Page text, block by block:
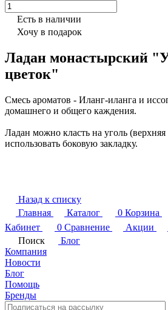
Есть в наличии
Хочу в подарок
Ладан монастырский
цветок"
Смесь ароматов - Иланг-иланга и
домашнего и общего каждения.
Ладан можно класть на уголь (верхняя
использовать боковую закладку.
Назад к списку
Главная
Каталог 0 Корзина
Кабинет
0 Сравнение Акции
Поиск
Блог
Компания
Новости
Блог
Помощь
Бренды